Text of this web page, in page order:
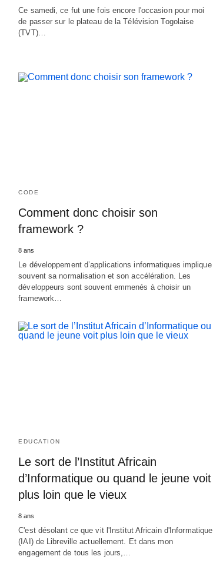
Ce samedi, ce fut une fois encore l'occasion pour moi
de passer sur le plateau de la Télévision Togolaise
(TVT)…
CODE
Comment donc choisir son
framework ?
8 ans
Le développement d’applications informatiques implique
souvent sa normalisation et son accélération. Les
développeurs sont souvent emmenés à choisir un
framework…
EDUCATION
Le sort de l’Institut Africain
d’Informatique ou quand le jeune voit
plus loin que le vieux
8 ans
C'est désolant ce que vit l'Institut Africain d'Informatique
(IAI) de Libreville actuellement. Et dans mon
engagement de tous les jours,…